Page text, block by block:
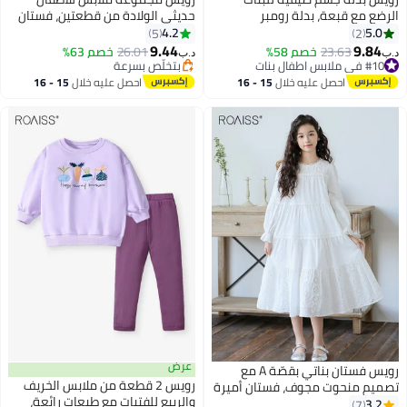
8
الرضع مع قبعة، بدلة رومبر
بكشكشة الأكمام وطبعة زهور مع
أقواس، بدلة قطعة واحدة مريحة،
مجموعة ملابس صيفية أنيقة للبنات
الصغيرات
5.0
2
د.ب‏9.84
23.63خصم 58%
#10 في ملابس اطفال بنات
#10 في ملابس اطفال بنات احصل عليه خلال 15 - 16
8
حديثي الولادة من قطعتين، فستان
قصير الأكمام بتصميم دب لطيف
وإغلاق بكبس، ملابس صيفية مع
عصابة رأس، بذلة مريحة من قطعة
واحدة للفتيات الصغيرات
4.2
5
د.ب‏9.44
26.01خصم 63%
بتخلّص بسرعة
بتخلّص بسرعةاحصل عليه خلال 15 - 16
رويس فستان بناتي بقصّة A مع
تصميم منحوت مجوف، فستان أميرة
عرض
رويس 2 قطعة من ملابس الخريف
والربيع للفتيات مع طبعات رائعة،